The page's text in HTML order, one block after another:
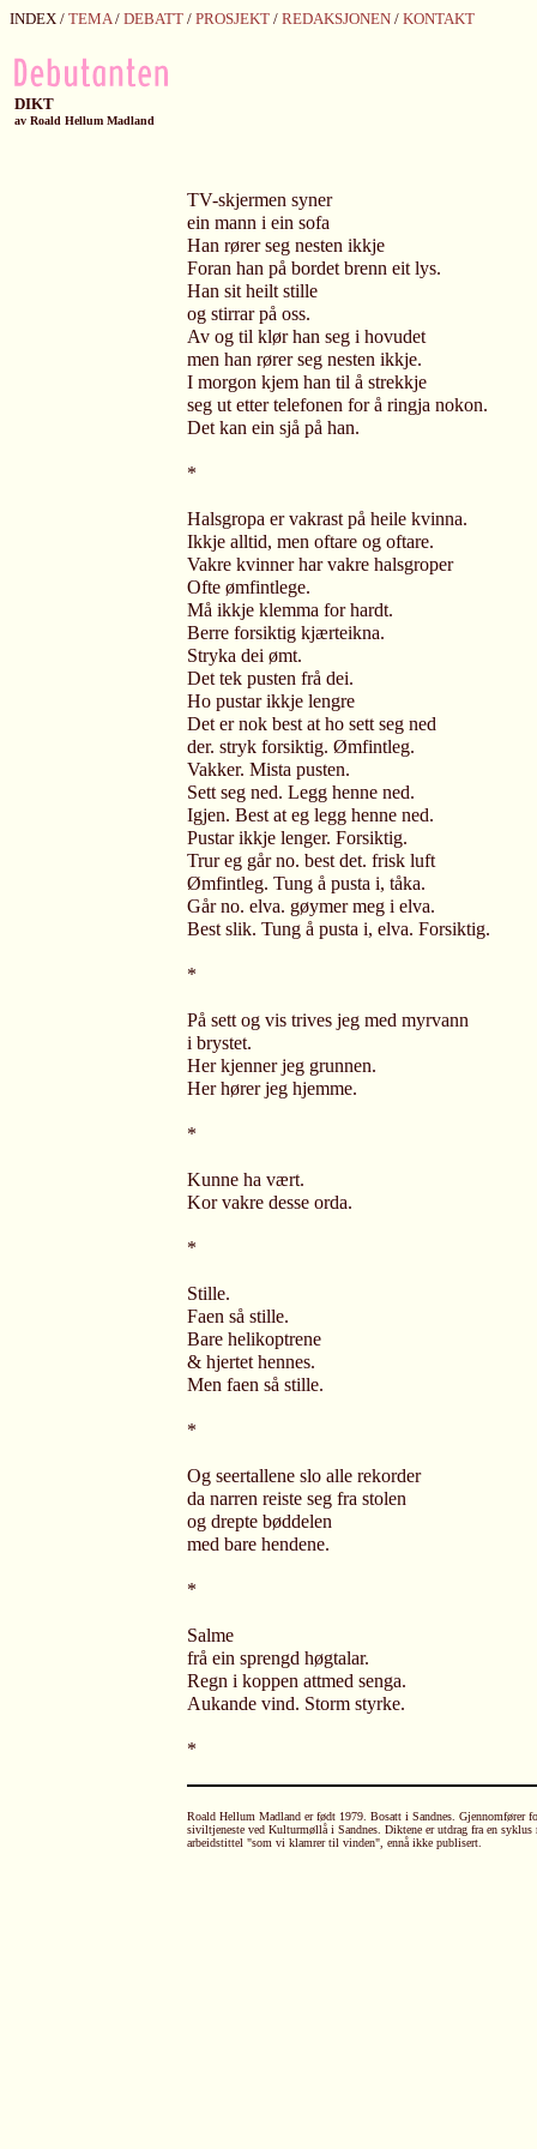
INDEX / TEMA/ DEBATT / PROSJEKT / REDAKSJONEN / KONTAKT
DIKT
av Roald Hellum Madland
TV-skjermen syner
ein mann i ein sofa
Han rører seg nesten ikkje
Foran han på bordet brenn eit lys.
Han sit heilt stille
og stirrar på oss.
Av og til klør han seg i hovudet
men han rører seg nesten ikkje.
I morgon kjem han til å strekkje
seg ut etter telefonen for å ringja nokon.
Det kan ein sjå på han.
*
Halsgropa er vakrast på heile kvinna.
Ikkje alltid, men oftare og oftare.
Vakre kvinner har vakre halsgroper
Ofte ømfintlege.
Må ikkje klemma for hardt.
Berre forsiktig kjærteikna.
Stryka dei ømt.
Det tek pusten frå dei.
Ho pustar ikkje lengre
Det er nok best at ho sett seg ned
der. stryk forsiktig. Ømfintleg.
Vakker. Mista pusten.
Sett seg ned. Legg henne ned.
Igjen. Best at eg legg henne ned.
Pustar ikkje lenger. Forsiktig.
Trur eg går no. best det. frisk luft
Ømfintleg. Tung å pusta i, tåka.
Går no. elva. gøymer meg i elva.
Best slik. Tung å pusta i, elva. Forsiktig.
*
På sett og vis trives jeg med myrvann
i brystet.
Her kjenner jeg grunnen.
Her hører jeg hjemme.
*
Kunne ha vært.
Kor vakre desse orda.
*
Stille.
Faen så stille.
Bare helikoptrene
& hjertet hennes.
Men faen så stille.
*
Og seertallene slo alle rekorder
da narren reiste seg fra stolen
og drepte bøddelen
med bare hendene.
*
Salme
frå ein sprengd høgtalar.
Regn i koppen attmed senga.
Aukande vind. Storm styrke.
*
Roald Hellum Madland er født 1979. Bosatt i Sandnes. Gjennomfører
siviltjeneste ved Kulturmøllå i Sandnes. Diktene er utdrag fra en syklus
arbeidstittel "som vi klamrer til vinden", ennå ikke publisert.